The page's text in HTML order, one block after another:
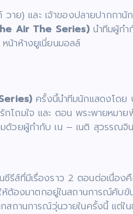
ย) และ เจ้าของปลายปากกานั
Air The Series) นำทีมผู้ก
น้าห้างยูเนี่ยนมอลล์
ครั้งนี้นำทีมนักแสดงโดย
ถมใจ และ ตอน พระพายหมา
ยผู้กำกับ เน – เนติ สุวรรณจิน
รีส์ที่มีเรื่องราว 2 ตอนต่อเนื่อง
ห้ต้องมาตกอยู่ในสถานการณ์คับขั
สถานการณ์วุ่นวายในครั้งนี้ แต่ใ